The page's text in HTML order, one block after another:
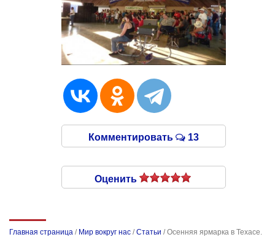
Комментировать 13
Оценить
Главная страница / Мир вокруг нас /Статьи /Осенняя ярмарка в Техасе.